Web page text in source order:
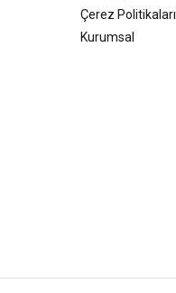
Çerez Politikaları
Kurumsal